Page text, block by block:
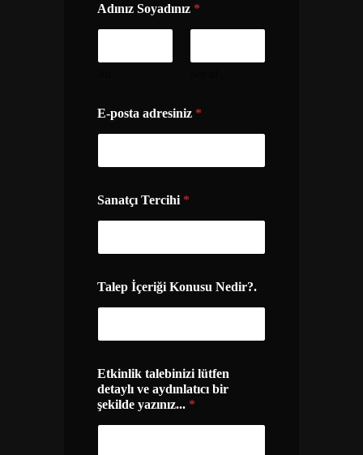
Adınız Soyadınız *
i
r
b
r
E-posta adresiniz *
Sanatçı Tercihi *
Talep İçeriği Konusu Nedir?.
Etkinlik talebinizi lütfen
detaylı ve aydınlatıcı bir
şekilde yazınız... *